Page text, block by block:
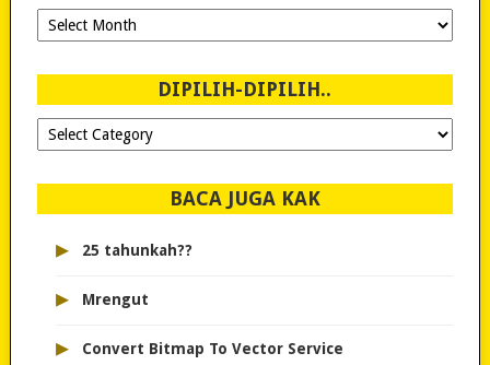
Ngeblog
Sejak
DIPILIH-DIPILIH..
Dipilih-
dipilih..
BACA JUGA KAK
▸ 25 tahunkah??
▸ Mrengut
▸ Convert Bitmap To Vector Service